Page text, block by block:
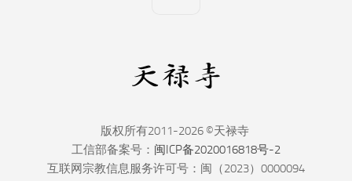
版权所有2011-2026 ©天禄寺
工信部备案号： 闽ICP备2020016818号-2
互联网宗教信息服务许可号：闽（2023）0000094